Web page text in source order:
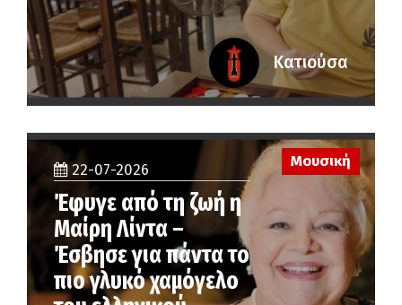
Κατιούσα
22-07-2026
Έφυγε από τη ζωή η
Μαίρη Λίντα –
Έσβησε για πάντα το
πιο γλυκό χαμόγελο
Μουσική